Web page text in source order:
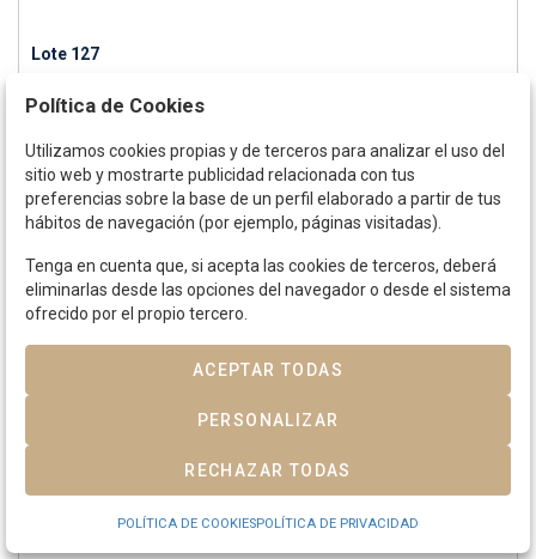
Lote 127
Pátina.ESCASA.AC-475.MBC-.
Política de Cookies
Utilizamos cookies propias y de terceros para analizar el uso del
sitio web y mostrarte publicidad relacionada con tus
preferencias sobre la base de un perfil elaborado a partir de tus
hábitos de navegación (por ejemplo, páginas visitadas).
Tenga en cuenta que, si acepta las cookies de terceros, deberá
eliminarlas desde las opciones del navegador o desde el sistema
ofrecido por el propio tercero.
ACEPTAR TODAS
PERSONALIZAR
RECHAZAR TODAS
POLÍTICA DE COOKIESPOLÍTICA DE PRIVACIDAD